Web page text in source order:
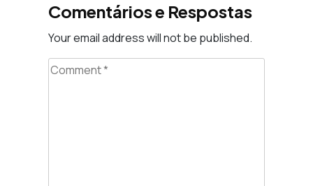
Comentários e Respostas
Your email address will not be published.